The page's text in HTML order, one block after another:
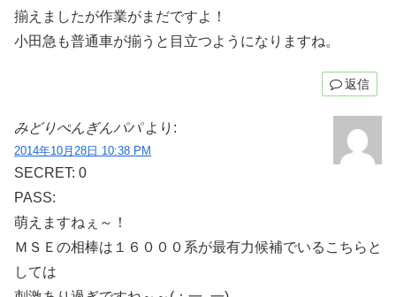
揃えましたが作業がまだですよ！
小田急も普通車が揃うと目立つようになりますね。
返信
みどりぺんぎんパパ より:
2014年10月28日 10:38 PM
SECRET: 0
PASS:
萌えますねぇ～！
ＭＳＥの相棒は１６０００系が最有力候補でいるこちらと
しては